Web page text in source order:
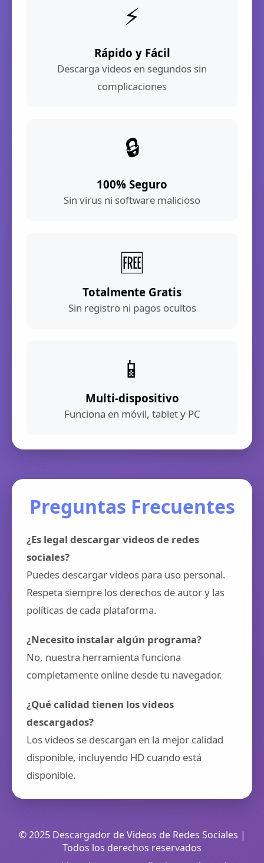
⚡
Rápido y Fácil
Descarga videos en segundos sin
complicaciones
🔒
100% Seguro
Sin virus ni software malicioso
🆓
Totalmente Gratis
Sin registro ni pagos ocultos
📱
Multi-dispositivo
Funciona en móvil, tablet y PC
Preguntas Frecuentes
¿Es legal descargar videos de redes
sociales?
Puedes descargar videos para uso personal.
Respeta siempre los derechos de autor y las
políticas de cada plataforma.
¿Necesito instalar algún programa?
No, nuestra herramienta funciona
completamente online desde tu navegador.
¿Qué calidad tienen los videos
descargados?
Los videos se descargan en la mejor calidad
disponible, incluyendo HD cuando está
disponible.
© 2025 Descargador de Videos de Redes Sociales |
Todos los derechos reservados